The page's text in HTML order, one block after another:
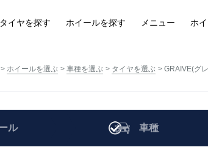
タイヤを探す ホイールを探す メニュー ホ
ホイールを選ぶ 車種を選ぶ タイヤを選ぶ GRAIVE(グ
ル 車種